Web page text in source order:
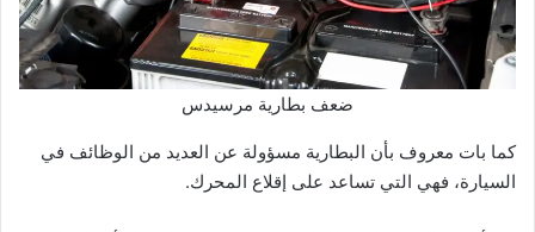
ضعف بطارية مرسيدس
كما بات معروف بأن البطارية مسؤولة عن العديد من الوظائف في
السيارة، فهي التي تساعد على إقلاع المحرك.